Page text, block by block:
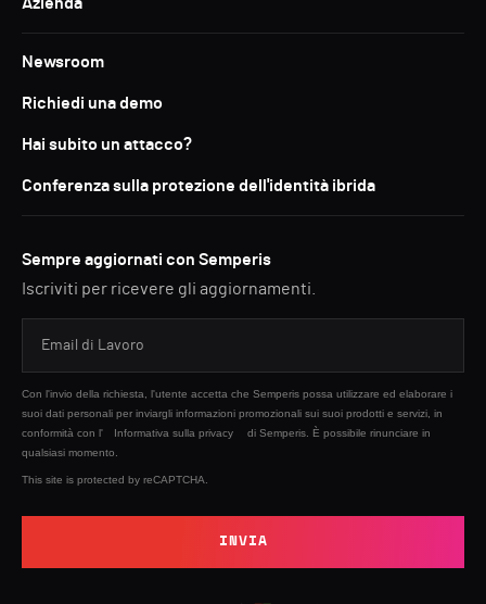
Newsroom
Richiedi una demo
Hai subito un attacco?
Conferenza sulla protezione dell'identità ibrida
Sempre aggiornati con Semperis
Iscriviti per ricevere gli aggiornamenti.
Con l'invio della richiesta, l'utente accetta che Semperis possa utilizzare ed elaborare i
suoi dati personali per inviargli informazioni promozionali sui suoi prodotti e servizi, in
conformità con l'
Informativa sulla privacy
di Semperis. È possibile rinunciare in
qualsiasi momento.
This site is protected by reCAPTCHA.
INVIA